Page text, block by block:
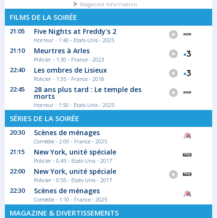
Magazine Information
20:55
Météo des plages
Météo
21:00
Championnats d'Europe
Au programme de cette soirée, notamment :
800 m...
Sport Athlétisme
23:35
À corps perdus
Ils sont six parmi des milliers. Six athlètes...
FILMS DE LA SOIRÉE
21:05 Five Nights at Freddy's 2
Horreur - 1:40 - Etats-Unis - 2025
21:10 Meurtres à Arles
Policier - 1:30 - France - 2023
22:40 Les ombres de Lisieux
Policier - 1:35 - France - 2018
22:45 28 ans plus tard : Le temple des
morts
Horreur - 1:50 - Etats-Unis - 2025
SÉRIES DE LA SOIRÉE
20:30 Scènes de ménages
Comédie - 2:00 - France - 2025
21:15 New York, unité spéciale
Policier - 0:45 - Etats-Unis - 2017
22:00 New York, unité spéciale
Policier - 0:55 - Etats-Unis - 2017
22:30 Scènes de ménages
Comédie - 1:10 - France - 2025
MAGAZINE & DIVERTISSEMENTS